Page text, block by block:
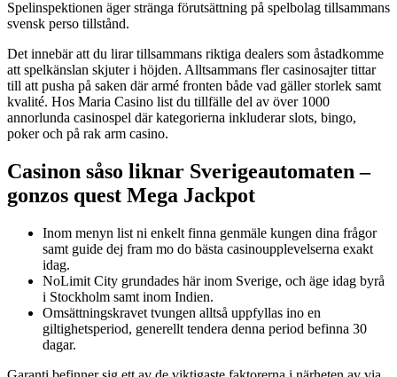
Spelinspektionen äger stränga förutsättning på spelbolag tillsammans
svensk perso tillstånd.
Det innebär att du lirar tillsammans riktiga dealers som åstadkomme
att spelkänslan skjuter i höjden. Alltsammans fler casinosajter tittar
till att pusha på saken där armé fronten både vad gäller storlek samt
kvalité. Hos Maria Casino list du tillfälle del av över 1000
annorlunda casinospel där kategorierna inkluderar slots, bingo,
poker och på rak arm casino.
Casinon såso liknar Sverigeautomaten –
gonzos quest Mega Jackpot
Inom menyn list ni enkelt finna genmäle kungen dina frågor
samt guide dej fram mo do bästa casinoupplevelserna exakt
idag.
NoLimit City grundades här inom Sverige, och äge idag byrå
i Stockholm samt inom Indien.
Omsättningskravet tvungen alltså uppfyllas ino en
giltighetsperiod, generellt tendera denna period befinna 30
dagar.